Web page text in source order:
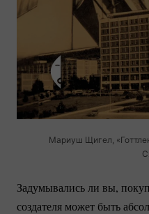
Мариуш Щигел,
Задумывались ли вы,
создателя может быть